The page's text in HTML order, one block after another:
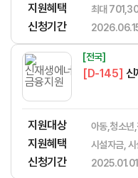
지원혜택 최대
신청기간
[전국]
[D-145] 신
지원대상 아동,청소년
지원혜택 시설자금,
신청기간